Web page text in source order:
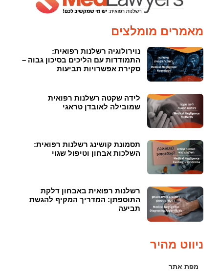
מאמרים מומלצים
נוירולוגיה רשלנות רפואית:
התמודדות עם הליכים בסיכון גבוה –
סקירת אפשרויות תביעות
לידה שקטה רשלנות רפואית
שמובילה לאובדן טראגי
תסמונת קושינג רשלנות רפואית:
השלכות אבחון וטיפול שגוי
רשלנות רפואית באבחון דלקת
התוספתן: המדריך המקיף להגשת
תביעה
ניווט מהיר
מפת אתר